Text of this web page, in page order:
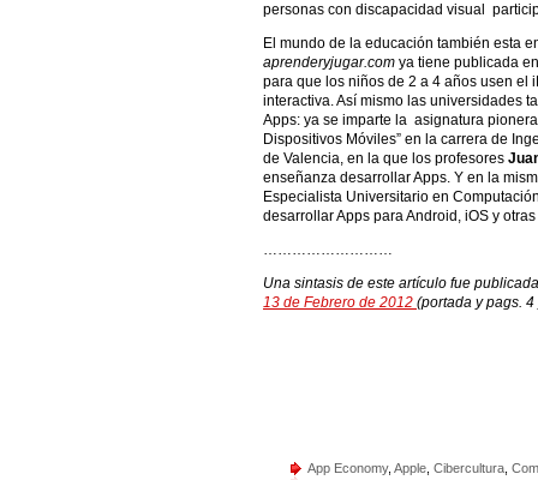
personas con discapacidad visual
El mundo de la educación también esta
aprenderyjugar.com ya tiene publicada
para que los niños de 2 a 4 años usen el
interactiva. Así mismo las universidades
Apps: ya se imparte la asignatura
Dispositivos Móviles” en la carrera de
de Valencia, en la que los profesores
enseñanza desarrollar Apps. Y en la
Especialista Universitario en
desarrollar Apps para Android, iOS y
………………………
Una sintasis de este artículo fue
13 de Febrero de 2012 (portada y pags.
App Economy, Apple Cibercultura